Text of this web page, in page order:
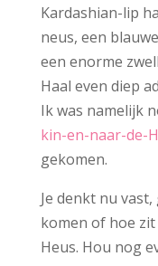
Kardashian-lip
neus, een
een enorme
Haal even diep
Ik was namelijk
kin-en-naar-de-
gekomen.
Je denkt nu
komen of hoe zit
Heus. Hou nog